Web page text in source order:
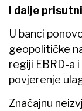
I dalje
U banci
geopolitičke
regiji EBRD-a
povjerenje
Značajnu